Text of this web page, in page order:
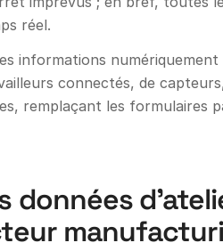
réel.
informations
connectés, de
remplaçant les formulaires
données